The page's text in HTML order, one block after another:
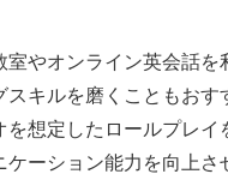
室やオンライン英会話を
スキルを磨くこともおす
想定したロールプレイ
ケーション能力を向上さ